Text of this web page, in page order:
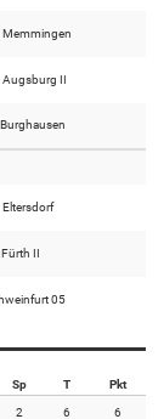
Memmingen
Augsburg II
Eltersdorf
II
05
Sp T Pkt
2 6 6